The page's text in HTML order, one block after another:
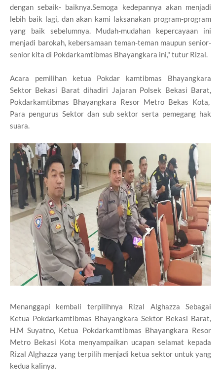
dengan sebaik- baiknya.Semoga kedepannya akan menjadi
lebih baik lagi, dan akan kami laksanakan program-program
yang baik sebelumnya. Mudah-mudahan kepercayaan ini
menjadi barokah, kebersamaan teman-teman maupun senior-
senior kita di Pokdarkamtibmas Bhayangkara ini," tutur Rizal.
Acara pemilihan ketua Pokdar kamtibmas Bhayangkara
Sektor Bekasi Barat dihadiri Jajaran Polsek Bekasi Barat,
Pokdarkamtibmas Bhayangkara Resor Metro Bekas Kota,
Para pengurus Sektor dan sub sektor serta pemegang hak
suara.
Menanggapi kembali terpilihnya Rizal Alghazza Sebagai
Ketua Pokdarkamtibmas Bhayangkara Sektor Bekasi Barat,
H.M Suyatno, Ketua Pokdarkamtibmas Bhayangkara Resor
Metro Bekasi Kota menyampaikan ucapan selamat kepada
Rizal Alghazza yang terpilih menjadi ketua sektor untuk yang
kedua kalinya.